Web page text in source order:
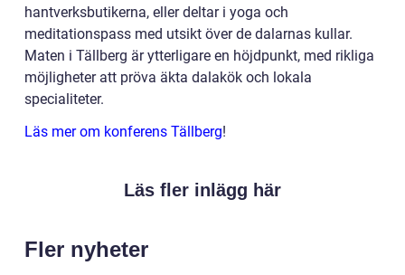
hantverksbutikerna, eller deltar i yoga och
meditationspass med utsikt över de dalarnas kullar.
Maten i Tällberg är ytterligare en höjdpunkt, med rikliga
möjligheter att pröva äkta dalakök och lokala
specialiteter.
Läs mer om konferens Tällberg!
Läs fler inlägg här
Fler nyheter